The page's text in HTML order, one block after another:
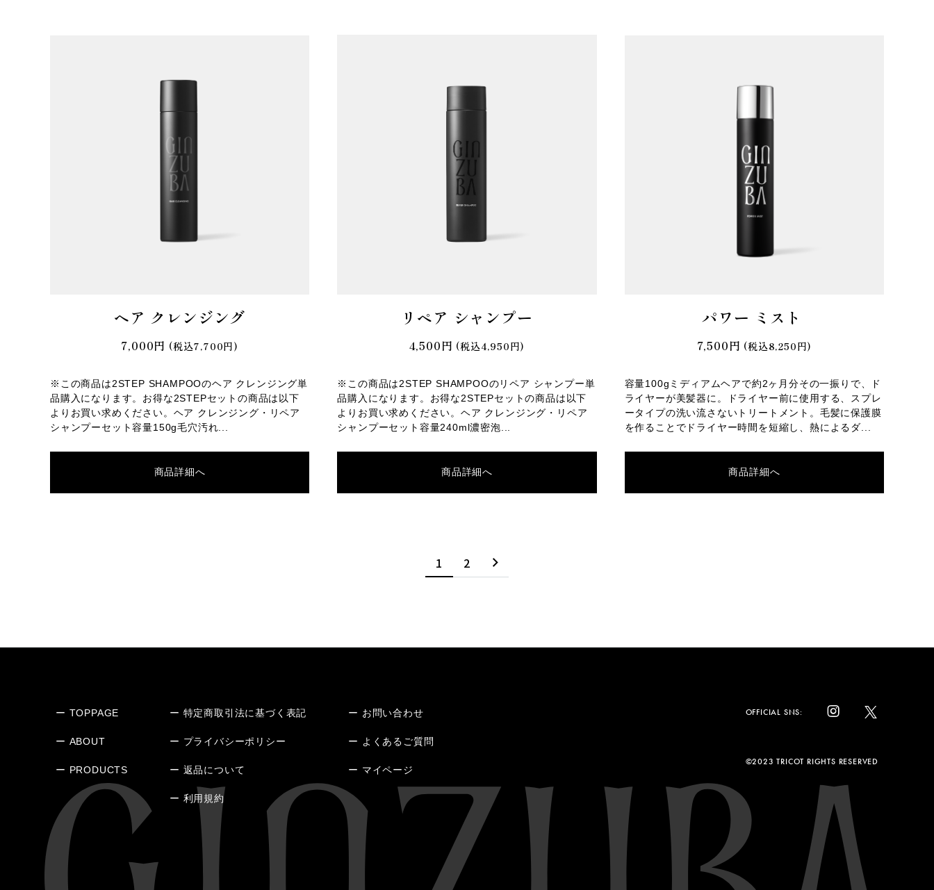
ヘア クレンジング
7,000円 (税込7,700円)
※この商品は2STEP SHAMPOOのヘア クレンジング単
品購入になります。お得な2STEPセットの商品は以下
よりお買い求めください。ヘア クレンジング・リペア
シャンプーセット容量150g毛穴汚れ...
商品詳細へ
リペア シャンプー
4,500円 (税込4,950円)
※この商品は2STEP SHAMPOOのリペア シャンプー単
品購入になります。お得な2STEPセットの商品は以下
よりお買い求めください。ヘア クレンジング・リペア
シャンプーセット容量240ml濃密泡...
商品詳細へ
パワー ミスト
7,500円 (税込8,250円)
容量100gミディアムヘアで約2ヶ月分その一振りで、ド
ライヤーが美髪器に。ドライヤー前に使用する、スプレ
ータイプの洗い流さないトリートメント。毛髪に保護膜
を作ることでドライヤー時間を短縮し、熱によるダ...
商品詳細へ
1 2
ー TOPPAGE
ー ABOUT
ー PRODUCTS
ー 特定商取引法に基づく表記
ー プライバシーポリシー
ー 返品について
ー 利用規約
ー お問い合わせ
ー よくあるご質問
ー マイページ
OFFICIAL SNS:
©2023 TRICOT RIGHTS RESERVED